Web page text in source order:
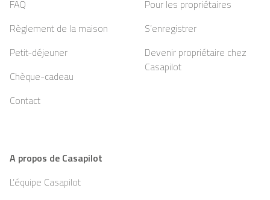
FAQ
Règlement de la maison
Petit-déjeuner
Chèque-cadeau
Contact
Pour les propriétaires
S’enregistrer
Devenir propriétaire chez
Casapilot
A propos de Casapilot
L’équipe Casapilot